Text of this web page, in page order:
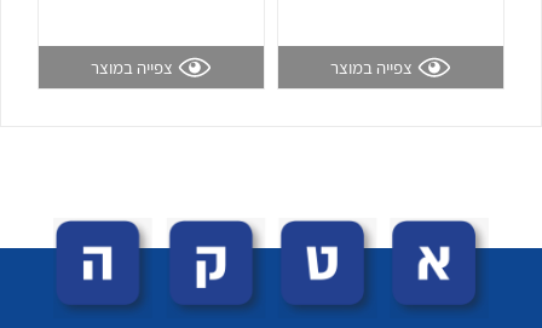
לכל מוצרי היצרן לכל מוצרי היצרן
צפייה במוצר צפייה במוצר